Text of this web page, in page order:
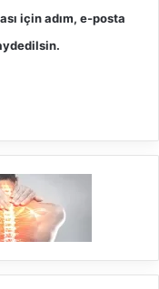
için adım, e-posta